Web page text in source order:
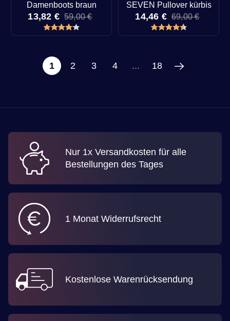
Damenboots braun
13,82 € 59,00 €
SEVEN Pullover kürbis
14,46 € 69,00 €
1 2 3 4 ... 18
Nur 1x Versandkosten für alle
Bestellungen des Tages
1 Monat Widerrufsrecht
Kostenlose Warenrücksendung